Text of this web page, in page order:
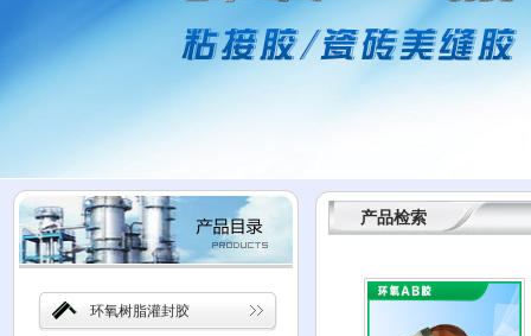
产品检索
环氧树脂灌封胶